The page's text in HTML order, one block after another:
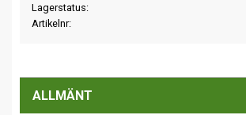
Lagerstatus
Artikelnr
ALLMÄNT